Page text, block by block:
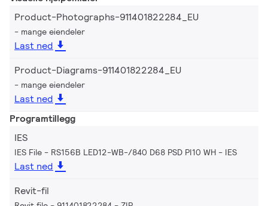
Product-Photographs-911401822284_EU
mange eiendeler
Last ned
Product-Diagrams-911401822284_EU
mange eiendeler
Last ned
Programtillegg
IES
IES File - RS156B LED12-WB-/840 D68 PSD PI10 WH IES
Last ned
Revit-fil